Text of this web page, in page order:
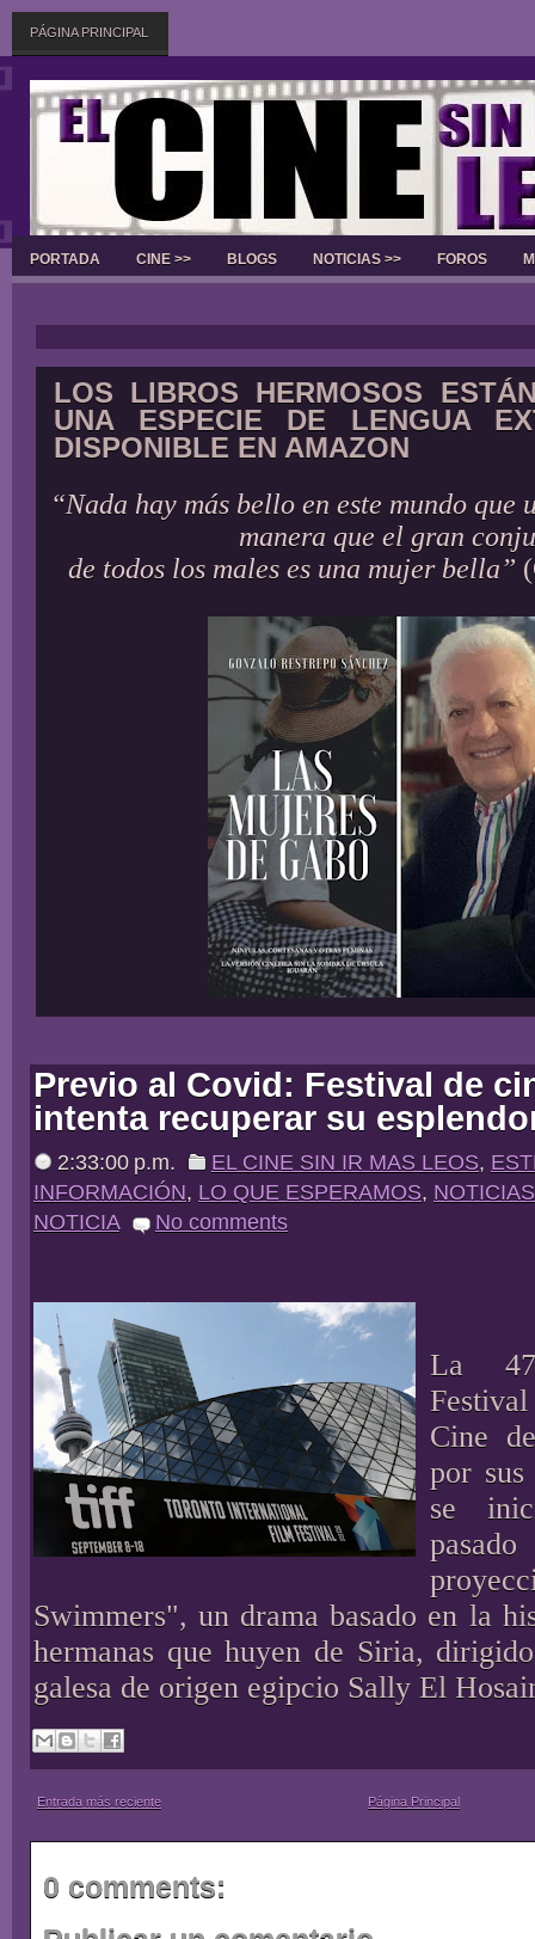
PÁGINA PRINCIPAL
PORTADA CINE >> BLOGS NOTICIAS >> FOROS
LOS LIBROS HERMOSOS
UNA ESPECIE DE LENGUA
DISPONIBLE EN AMAZON
“Nada hay más bello en este mundo que
manera que el gran
de todos los males es una mujer bella”
Previo al Covid: Festival de
intenta recuperar su
2:33:00 p.m. EL CINE SIN IR MAS LEOS,
INFORMACIÓN, LO QUE ESPERAMOS, NOTICIAS
NOTICIA
No comments
La
Cine
por
se
Swimmers", un drama basado en la
hermanas que huyen de Siria,
galesa de origen egipcio Sally El
Entrada más reciente Página Principal
0 comments: